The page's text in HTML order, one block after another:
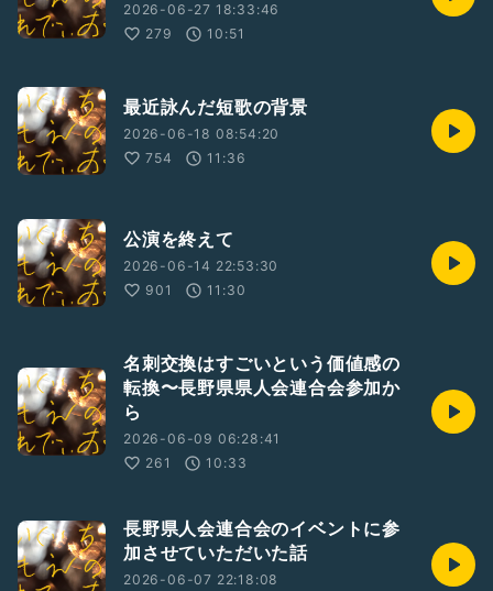
2026-06-27 18:33:46
279
10:51
最近詠んだ短歌の背景
2026-06-18 08:54:20
754
11:36
公演を終えて
2026-06-14 22:53:30
901
11:30
名刺交換はすごいという価値感の
転換〜長野県県人会連合会参加か
ら
2026-06-09 06:28:41
261
10:33
長野県人会連合会のイベントに参
加させていただいた話
2026-06-07 22:18:08